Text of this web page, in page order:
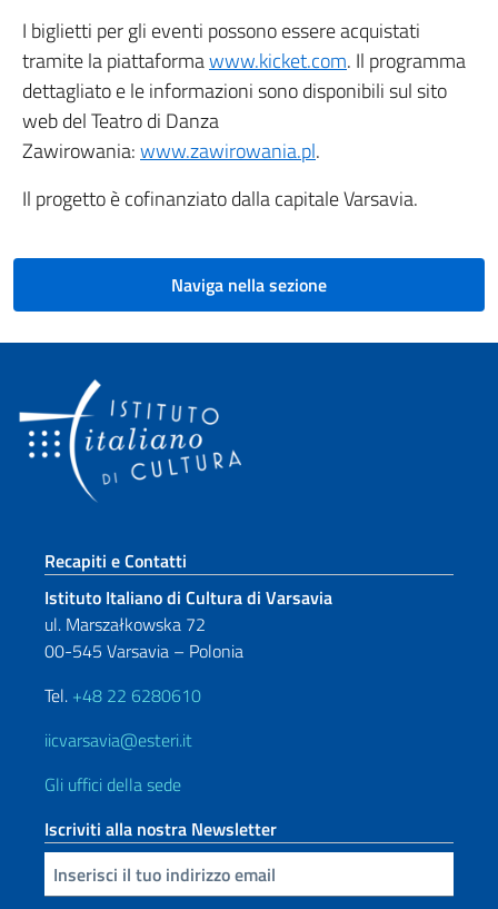
I biglietti per gli eventi possono essere acquistati
tramite la piattaformawww.kicket.com. Il programma
dettagliato e le informazioni sono disponibili sul sito
web del Teatro di Danza
Zawirowania:www.zawirowania.pl.
Il progetto è cofinanziato dalla capitale Varsavia.
Naviga nella sezione
Sezione footer
Recapiti e Contatti
Istituto Italiano di Cultura di Varsavia
ul. Marszałkowska 72
00-545 Varsavia – Polonia
Tel. +48 22 6280610
iicvarsavia@esteri.it
Gli uffici della sede
Iscriviti alla nostra Newsletter
Inserisci la tua email